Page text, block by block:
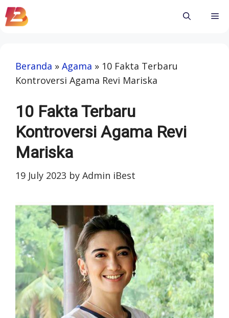
Skip
to
Beranda » Agama » 10 Fakta Terbaru
Kontroversi Agama Revi Mariska
10 Fakta Terbaru
Kontroversi Agama Revi
Mariska
19 July 2023 by Admin iBest